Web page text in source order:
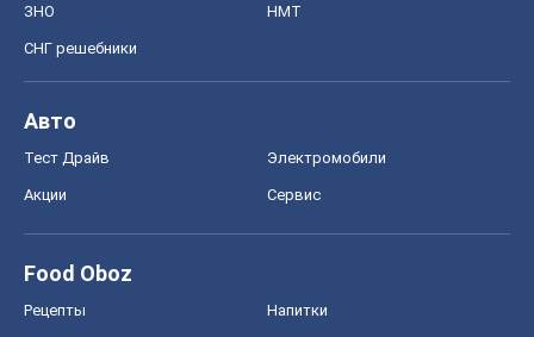
ЗНО НМТ
СНГ решебники
Авто
Тест Драйв Электромобили
Акции Сервис
Food Oboz
Рецепты Напитки